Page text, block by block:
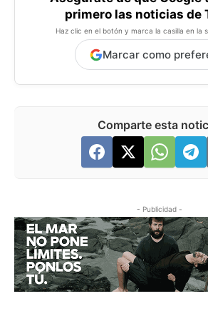
primero las noticias de
Haz clic en el botón y marca la casilla en la
Marcar como
Comparte esta
- Publicidad -